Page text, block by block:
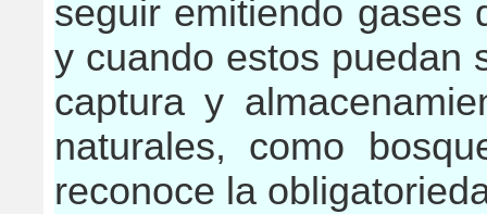
seguir emitiendo gases
y cuando estos puedan
captura y
naturales, como
reconoce la